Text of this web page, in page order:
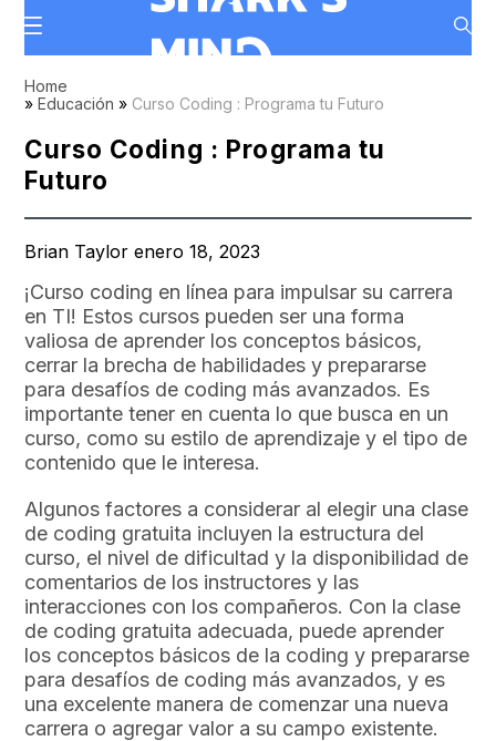
Home
»Educación » Curso Coding : Programa tu Futuro
Curso Coding : Programa tu
Futuro
Brian Taylor enero 18, 2023
¡Curso coding en línea para impulsar su carrera
en TI! Estos cursos pueden ser una forma
valiosa de aprender los conceptos básicos,
cerrar la brecha de habilidades y prepararse
para desafíos de coding más avanzados. Es
importante tener en cuenta lo que busca en un
curso, como su estilo de aprendizaje y el tipo de
contenido que le interesa.
Algunos factores a considerar al elegir una clase
de coding gratuita incluyen la estructura del
curso, el nivel de dificultad y la disponibilidad de
comentarios de los instructores y las
interacciones con los compañeros. Con la clase
de coding gratuita adecuada, puede aprender
los conceptos básicos de la coding y prepararse
para desafíos de coding más avanzados, y es
una excelente manera de comenzar una nueva
carrera o agregar valor a su campo existente.